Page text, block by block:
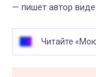
— пишет автор
Читайте